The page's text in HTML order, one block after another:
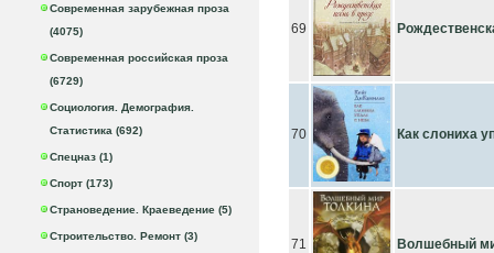
Современная зарубежная проза
(4075)
Современная российская проза
(6729)
Социология. Демография.
Статистика (692)
Спецназ (1)
Спорт (173)
Страноведение. Краеведение (5)
Строительство. Ремонт (3)
69
70 Как слониха
71 Волшебный